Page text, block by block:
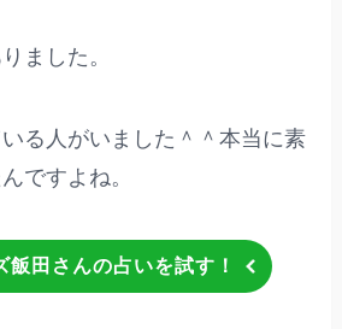
ました。
る人がいました＾＾本当に素
ですよね。
飯田さんの占いを試す！